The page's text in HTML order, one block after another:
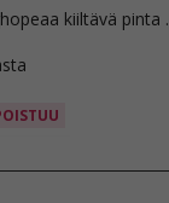
kiiltävä pinta .